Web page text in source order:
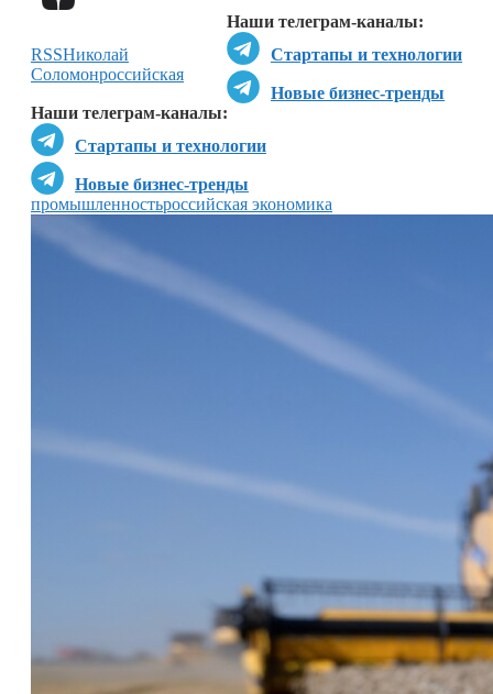
Наши телеграм-каналы:
Стартапы и технологии
Новые бизнес-тренды
Наши телеграм-каналы:
Стартапы и технологии
Новые бизнес-тренды
RSSНиколай
Соломонроссийская
промышленностьроссийская экономика